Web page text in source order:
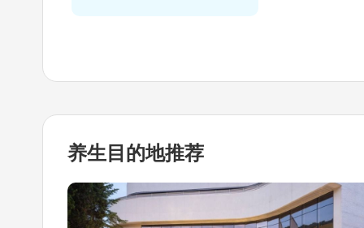
养生目的地推荐